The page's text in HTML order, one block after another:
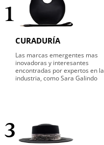
1
CURADURÍA
Las marcas emergentes mas
inovadoras y interesantes
encontradas por expertos en la
industria, como Sara Galindo
3